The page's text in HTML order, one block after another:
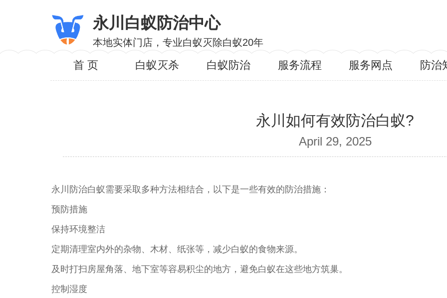
永川白蚁防治中心
本地实体门店，专业白蚁灭除白蚁20年
首 页 白蚁灭杀 白蚁防治 服务流程 服务网点 防治
永川如何有效防治白蚁?
April 29, 2025
永川防治白蚁需要采取多种方法相结合，以下是一些有效的防治措施：
预防措施
保持环境整洁
定期清理室内外的杂物、木材、纸张等，减少白蚁的食物来源。
及时打扫房屋角落、地下室等容易积尘的地方，避免白蚁在这些地方筑巢。
控制湿度